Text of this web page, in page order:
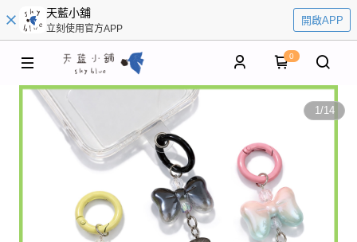
天藍小舖
立刻使用官方APP
開啟APP
0
1/14